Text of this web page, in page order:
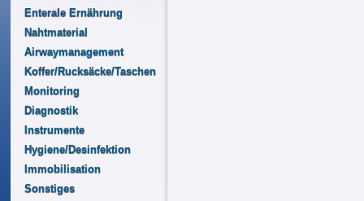
Enterale Ernährung
Nahtmaterial
Airwaymanagement
Koffer/Rucksäcke/Taschen
Monitoring
Diagnostik
Instrumente
Hygiene/Desinfektion
Immobilisation
Sonstiges